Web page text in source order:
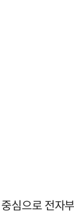
심으로 전자